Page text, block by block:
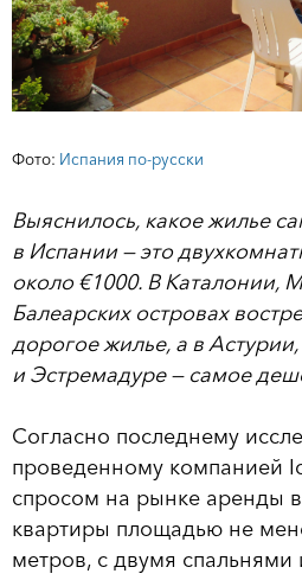
Фото: Испания по-русски
Выяснилось, какое жилье
в Испании — это
около €1000. В Каталонии,
Балеарских островах
дорогое жилье, а в
и Эстремадуре — самое
Согласно последнему
проведенному компанией
спросом на рынке аренды в
квартиры площадью не
метров, с двумя